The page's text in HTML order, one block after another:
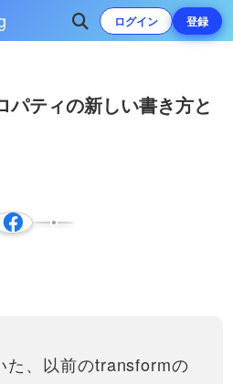
ログイン 登録
ている動画
画では、・インライン（inline）要
素・インラインブロック（inline-
ティの新しい書き方と
た、以前のtransformの